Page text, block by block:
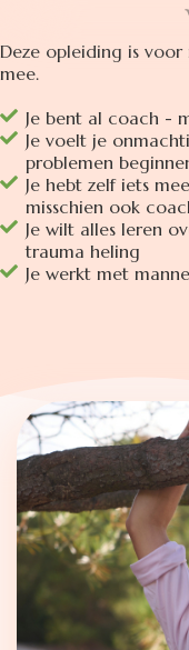
Deze opleiding is
mee.
Je bent al coach -
Je voelt je
problemen
Je hebt zelf iets
misschien ook
Je wilt alles leren
trauma heling
Je werkt met